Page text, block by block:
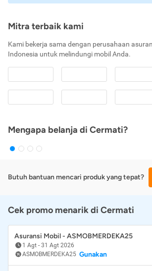
Mitra terbaik kami
Kami bekerja sama dengan perusahaan
Indonesia untuk melindungi mobil Anda.
Mengapa belanja di Cermati?
Butuh bantuan mencari produk yang tepat?
Cek promo menarik di Cermati
Asuransi Mobil - ASMOBMERDEKA25
1 Agt - 31 Agt 2026
ASMOBMERDEKA25 Gunakan